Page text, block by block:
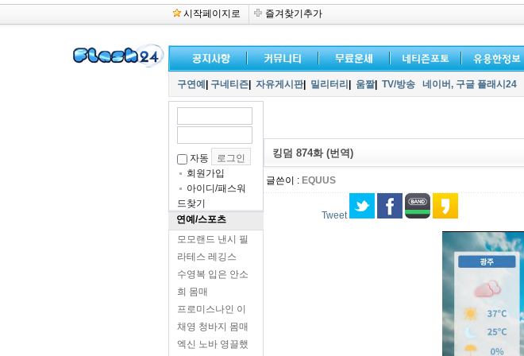
시작페이지로 즐겨찾기추가
구연예 구네티즌 자유게시판| 밀리터리 움짤| TV/방송 네이버, 구글 플래시24
자동
회원가입
아이디/패스워
드찾기
연예/스포츠
모모랜드 낸시 필
라테스 레깅스
수영복 입은 안소
희 몸매
프로미스나인 이
채영 청바지 몸매
엑신 노바 영끌했
킹덤 874화 (번역)
글쓴이 : EQUUS
Tweet